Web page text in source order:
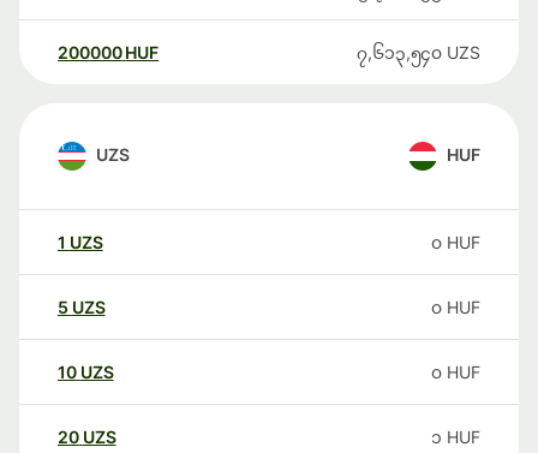
200000 HUF ၇,၆၁၃,၅၄၀ UZS
UZS HUF
1 UZS ၀ HUF
5 UZS ၀ HUF
10 UZS ၀ HUF
20 UZS ၁ HUF